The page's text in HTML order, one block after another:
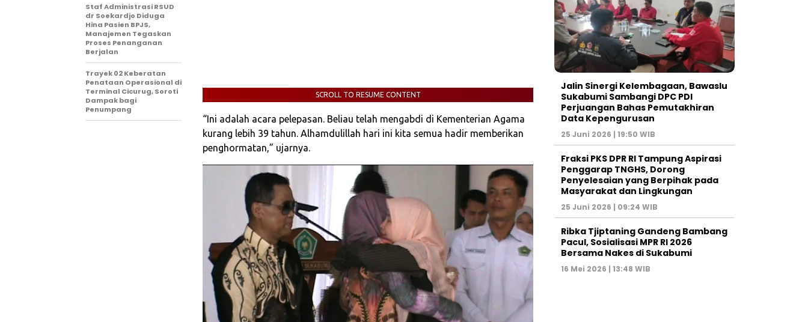
SCROLL TO RESUME CONTENT
“Ini adalah acara pelepasan. Beliau telah mengabdi di Kementerian Agama
kurang lebih 39 tahun. Alhamdulillah hari ini kita semua hadir memberikan
penghormatan,” ujarnya.
Staf Administrasi RSUD
dr Soekardjo Diduga
Hina Pasien BPJS,
Manajemen Tegaskan
Proses Penanganan
Berjalan
‎Trayek 02 Keberatan
Penataan Operasional di
Terminal Cicurug, Soroti
Dampak bagi
Penumpang
Jalin Sinergi Kelembagaan, Bawaslu
Sukabumi Sambangi DPC PDI
Perjuangan Bahas Pemutakhiran
Data Kepengurusan
25 Juni 2026 | 19:50 WIB
‎Fraksi PKS DPR RI Tampung Aspirasi
Penggarap TNGHS, Dorong
Penyelesaian yang Berpihak pada
Masyarakat dan Lingkungan‎
25 Juni 2026 | 09:24 WIB
Ribka Tjiptaning Gandeng Bambang
Pacul, Sosialisasi MPR RI 2026
Bersama Nakes di Sukabumi
16 Mei 2026 | 13:48 WIB